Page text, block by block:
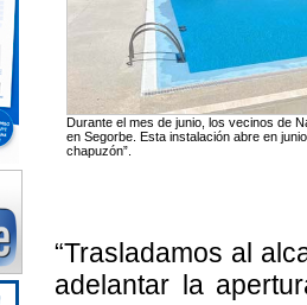
Durante el mes de junio, los vecinos de
en Segorbe. Esta instalación abre en
chapuzón”.
“Trasladamos al
adelantar la